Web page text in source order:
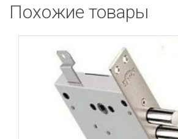
(без
Похожие товары